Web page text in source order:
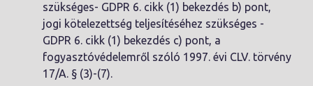
szükséges- GDPR 6. cikk (1) bekezdés b) pont,
jogi kötelezettség teljesítéséhez szükséges -
GDPR 6. cikk (1) bekezdés c) pont, a
fogyasztóvédelemről szóló 1997. évi CLV. törvény
17/A. § (3)-(7).